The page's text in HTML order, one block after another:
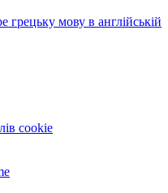
мову в англійській
cookie